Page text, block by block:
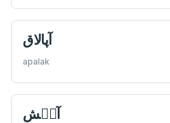
آپالاق
apalak
آپٖش